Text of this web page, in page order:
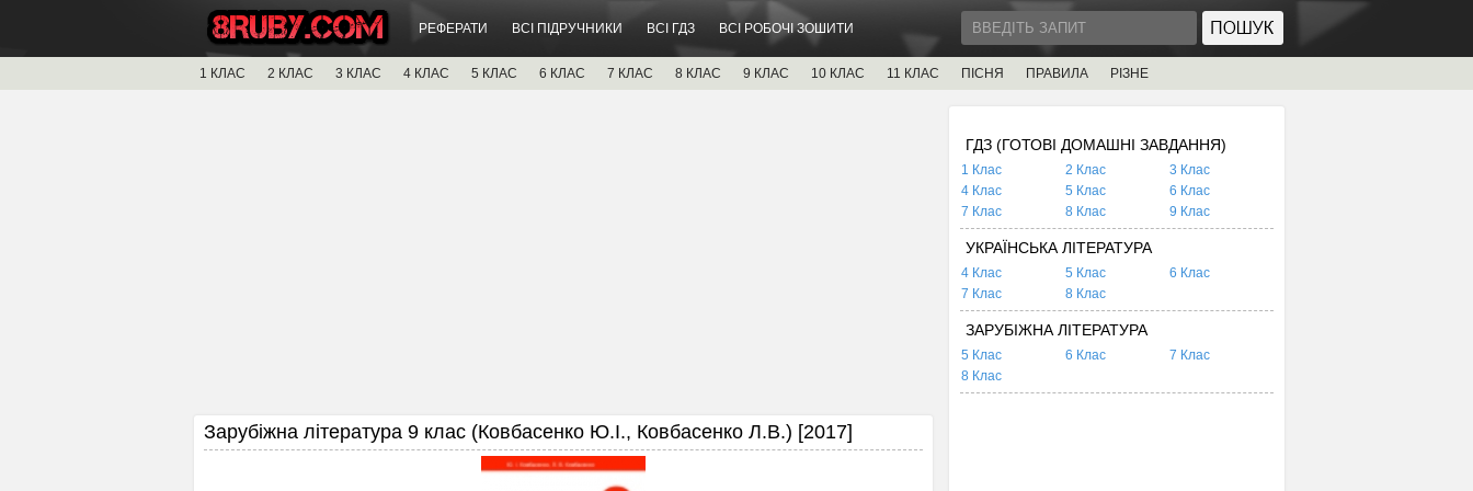
РЕФЕРАТИ ВСІ ПІДРУЧНИКИ ВСІ ГДЗ ВСІ РОБОЧІ ЗОШИТИ
1 КЛАС 2 КЛАС 3 КЛАС 4 КЛАС 5 КЛАС 6 КЛАС 7 КЛАС 8 КЛАС 9 КЛАС 10 КЛАС 11 КЛАС ПІСНЯ ПРАВИЛА РІЗНЕ
Зарубіжна література 9 клас (Ковбасенко Ю.І., Ковбасенко Л.В.) [2017]
ГДЗ (ГОТОВІ ДОМАШНІ ЗАВДАННЯ)
1 Клас 2 Клас
3 Клас
4 Клас
5 Клас
6 Клас
7 Клас
8 Клас 9 Клас
УКРАЇНСЬКА ЛІТЕРАТУРА
4 Клас 5 Клас
6 Клас
7 Клас
8 Клас
ЗАРУБІЖНА ЛІТЕРАТУРА
5 Клас 6 Клас
7 Клас
8 Клас